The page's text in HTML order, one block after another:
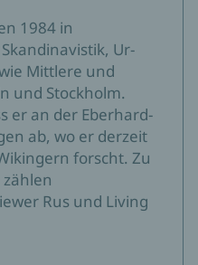
1984 in
Ur-
Mittlere und
und Stockholm.
er an der Eberhard-
ab, wo er derzeit
forscht. Zu
Rus und Living